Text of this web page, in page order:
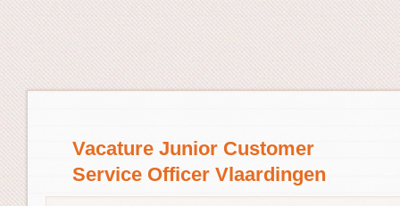
Vacature Junior Customer
Service Officer Vlaardingen